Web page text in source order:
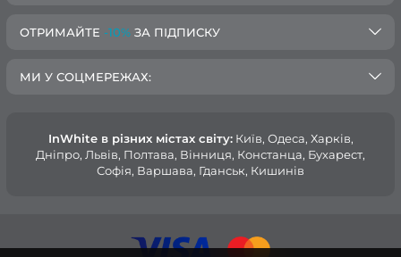
ОТРИМАЙТЕ -10% ЗА ПІДПИСКУ
МИ У СОЦМЕРЕЖАХ:
InWhite в різних містах світу:Київ, Одеса, Харків,
Дніпро, Львів, Полтава, Вінниця, Констанца, Бухарест,
Софія, Варшава, Гданськ, Кишинів